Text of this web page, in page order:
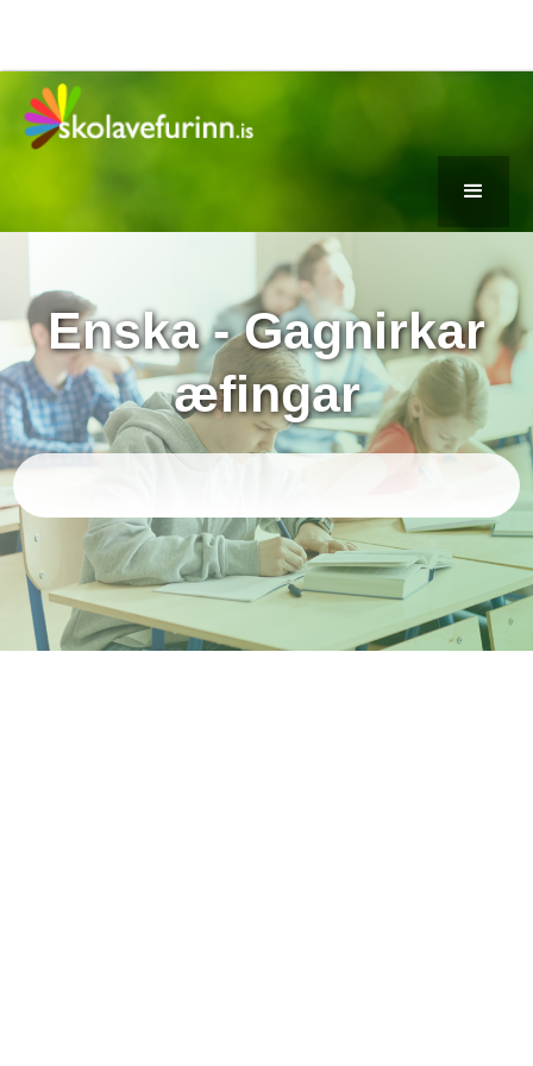
Enska - Gagnirkar
æfingar